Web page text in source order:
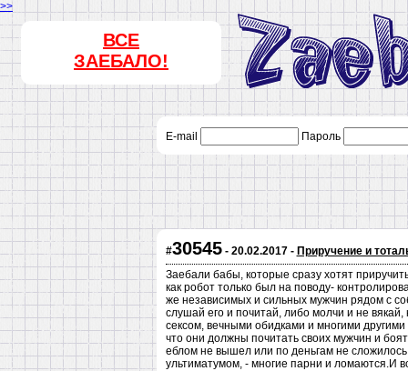
>>
ВСЕ
ЗАЕБАЛО!
E-mail Пароль
#30545- 20.02.2017 - Приручение и
Заебали бабы, которые сразу хотят
как робот только был на поводу-
же независимых и сильных мужчин рядом с
слушай его и почитай, либо молчи и не
сексом, вечными обидками и многими
что они должны почитать своих мужчин и
еблом не вышел или по деньгам не
ультиматумом, - многие парни и ломаются.И